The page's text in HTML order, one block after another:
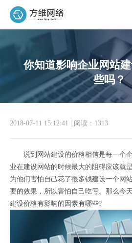
你知道影响企业网站
些吗？
2018-07-11 15:12:41 阅读：1313
说到网站建设的价格相信是每一个企
业在建设网站的时候最大的阻碍应该就
为他们害怕自己花了很多钱建设一个网
要的效果，所以害怕自己吃亏。那么今
建设价格有影响的因素有哪些?